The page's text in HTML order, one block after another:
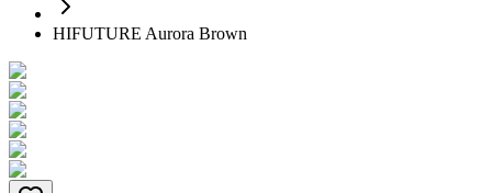
HIFUTURE Aurora Brown